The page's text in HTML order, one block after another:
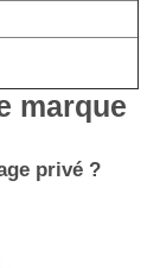
marque
privé ?